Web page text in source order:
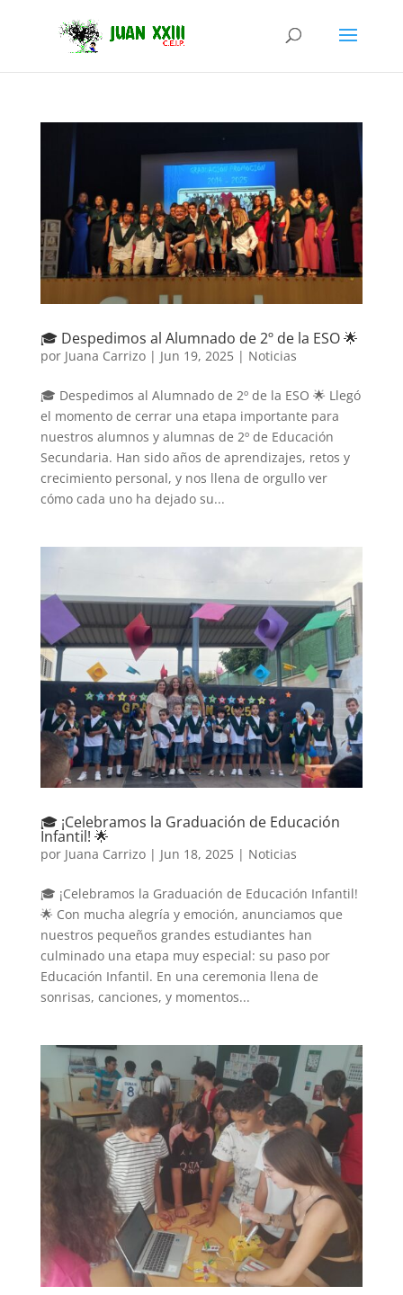
🎓 Despedimos al Alumnado de 2º de la ESO 🌟
por Juana Carrizo| Jun 19, 2025| Noticias
🎓 Despedimos al Alumnado de 2º de la ESO 🌟 Llegó
el momento de cerrar una etapa importante para
nuestros alumnos y alumnas de 2º de Educación
Secundaria. Han sido años de aprendizajes, retos y
crecimiento personal, y nos llena de orgullo ver
cómo cada uno ha dejado su...
🎓 ¡Celebramos la Graduación de Educación
Infantil! 🌟
por Juana Carrizo| Jun 18, 2025| Noticias
🎓 ¡Celebramos la Graduación de Educación Infantil!
🌟 Con mucha alegría y emoción, anunciamos que
nuestros pequeños grandes estudiantes han
culminado una etapa muy especial: su paso por
Educación Infantil. En una ceremonia llena de
sonrisas, canciones, y momentos...